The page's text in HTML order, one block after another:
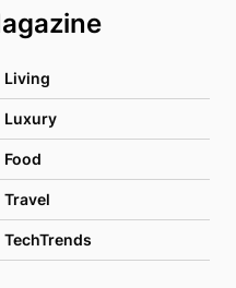
Living
Luxury
Food
Travel
TechTrends